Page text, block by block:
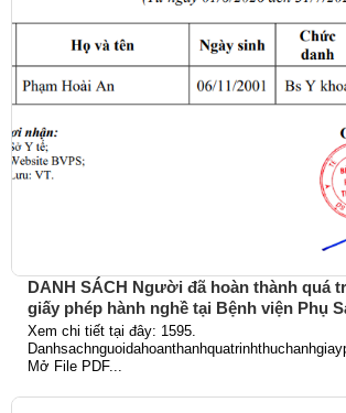
DANH SÁCH Người đã hoàn thành quá
giấy phép hành nghề tại Bệnh viện Phụ
ngày 01/6/2026 đến 31/7/2026)
Xem chi tiết tại đây: 1595.
Mở File PDF...